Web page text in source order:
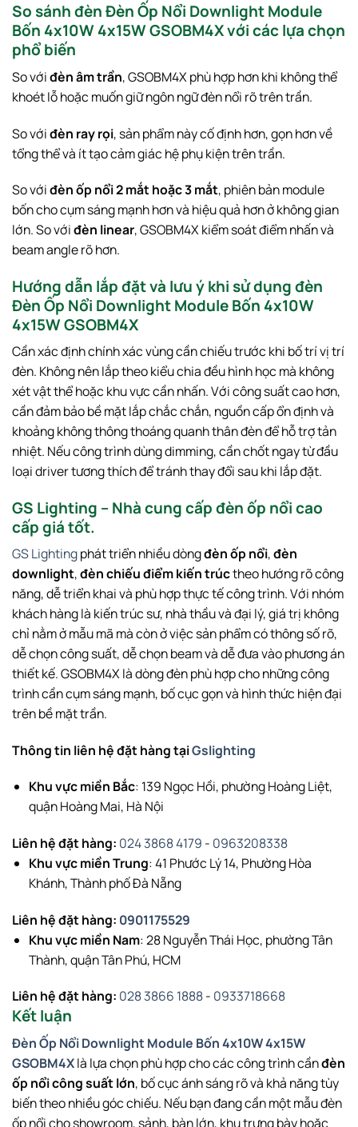
So sánh đèn Đèn Ốp Nổi Downlight Module
Bốn 4x10W 4x15W GSOBM4X với các lựa chọn
phổ biến
So vớiđèn âm trần, GSOBM4X phù hợp hơn khi không thể
khoét lỗ hoặc muốn giữ ngôn ngữ đèn nổi rõ trên trần.
So vớiđèn ray rọi, sản phẩm này cố định hơn, gọn hơn về
tổng thể và ít tạo cảm giác hệ phụ kiện trên trần.
So vớiđèn ốp nổi 2 mắt hoặc 3 mắt, phiên bản module
bốn cho cụm sáng mạnh hơn và hiệu quả hơn ở không gian
lớn. So vớiđèn linear, GSOBM4X kiểm soát điểm nhấn và
beam angle rõ hơn.
Hướng dẫn lắp đặt và lưu ý khi sử dụng đèn
Đèn Ốp Nổi Downlight Module Bốn 4x10W
4x15W GSOBM4X
Cần xác định chính xác vùng cần chiếu trước khi bố trí vị trí
đèn. Không nên lắp theo kiểu chia đều hình học mà không
xét vật thể hoặc khu vực cần nhấn. Với công suất cao hơn,
cần đảm bảo bề mặt lắp chắc chắn, nguồn cấp ổn định và
khoảng không thông thoáng quanh thân đèn để hỗ trợ tản
nhiệt. Nếu công trình dùng dimming, cần chốt ngay từ đầu
loại driver tương thích để tránh thay đổi sau khi lắp đặt.
GS Lighting – Nhà cung cấp đèn ốp nổi cao
cấp giá tốt.
GS Lightingphát triển nhiều dòngđèn ốp nổi,đèn
downlight,đèn chiếu điểm kiến trúctheo hướng rõ công
năng, dễ triển khai và phù hợp thực tế công trình. Với nhóm
khách hàng là kiến trúc sư, nhà thầu và đại lý, giá trị không
chỉ nằm ở mẫu mã mà còn ở việc sản phẩm có thông số rõ,
dễ chọn công suất, dễ chọn beam và dễ đưa vào phương án
thiết kế. GSOBM4X là dòng đèn phù hợp cho những công
trình cần cụm sáng mạnh, bố cục gọn và hình thức hiện đại
trên bề mặt trần.
Thông tin liên hệ đặt hàng tạiGslighting
Khu vực miền Bắc: 139 Ngọc Hồi, phường Hoàng Liệt,
quận Hoàng Mai, Hà Nội
Liên hệ đặt hàng: 024 3868 4179 - 0963208338
Khu vực miền Trung: 41 Phước Lý 14, Phường Hòa
Khánh, Thành phố Đà Nẵng
Liên hệ đặt hàng: 0901175529
Khu vực miền Nam: 28 Nguyễn Thái Học, phường Tân
Thành, quận Tân Phú, HCM
Liên hệ đặt hàng: 028 3866 1888- 0933718668
Kết luận
Đèn Ốp Nổi Downlight Module Bốn 4x10W 4x15W
GSOBM4Xlà lựa chọn phù hợp cho các công trình cầnđèn
ốp nổi công suất lớn, bố cục ánh sáng rõ và khả năng tùy
biến theo nhiều góc chiếu. Nếu bạn đang cần một mẫu đèn
ốp nổi cho showroom, sảnh, bàn lớn, khu trưng bày hoặc